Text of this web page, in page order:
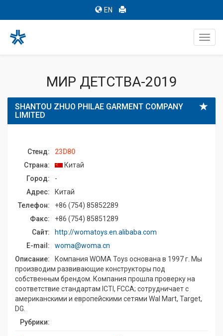
EN
МИР ДЕТСТВА-2019
SHANTOU ZHUO PHILAE GARMENT COMPANY
LIMITED
Стенд:
23D80
Страна:
Китай
Город:
-
Адрес:
Китай
Телефон:
+86 (754) 85852289
Факс:
+86 (754) 85851289
Сайт:
http://womatoys.en.alibaba.com
E-mail:
woma@woma.cn
Описание:
Компания WOMA Toys основана в 1997 г. Мы
производим развивающие конструкторы под
собственным брендом. Компания прошла проверку на
соответствие стандартам ICTI, FCCA; сотрудничает с
американскими и европейскими сетями Wal Mart, Target,
DG.
Рубрики: